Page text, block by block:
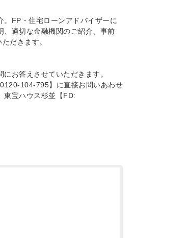
FP・住宅ローンアドバイザーに
、適切な金融機関のご紹介、事前
だきます。
お答えさせていただきます。
104-795】に直接お問いあわせ
東宝ハウス杉並【FD: